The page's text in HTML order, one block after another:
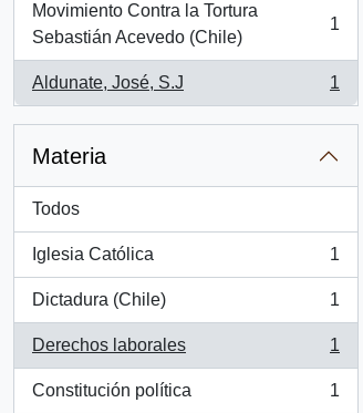
Movimiento Contra la Tortura
Sebastián Acevedo (Chile)
, 1 resultados
1
Aldunate, José, S.J
, 1 resultados
1
Materia
Todos
Iglesia Católica
, 1 resultados
1
Dictadura (Chile)
, 1 resultados
1
Derechos laborales
, 1 resultados
1
Constitución política
, 1 resultados
1